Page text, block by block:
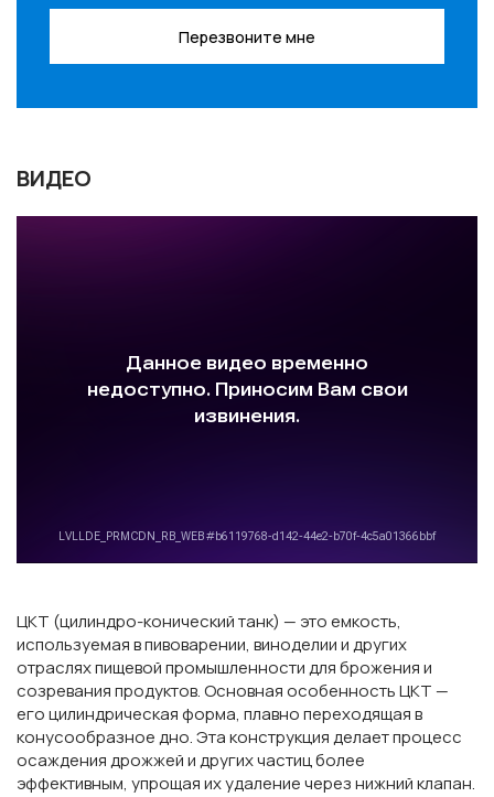
Перезвоните мне
ВИДЕО
ЦКТ (цилиндро-конический танк) — это емкость,
используемая в пивоварении, виноделии и других
отраслях пищевой промышленности для брожения и
созревания продуктов. Основная особенность ЦКТ —
его цилиндрическая форма, плавно переходящая в
конусообразное дно. Эта конструкция делает процесс
осаждения дрожжей и других частиц более
эффективным, упрощая их удаление через нижний клапан.